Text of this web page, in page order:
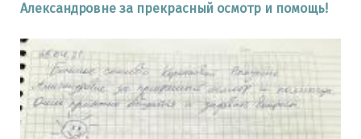
Александровне за прекрасный осмотр и помощь!